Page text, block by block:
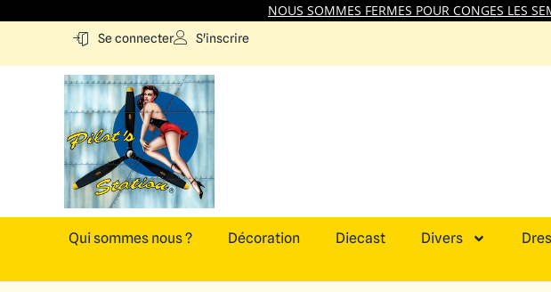
NOUS SOMMES FERMES POUR CONGES LES
Se connecter S'inscrire
Qui sommes nous ? Décoration Diecast Divers